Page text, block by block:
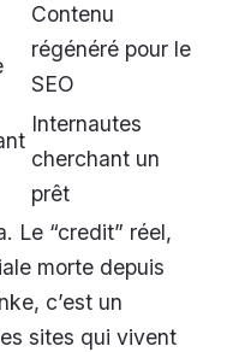
Contenu
régénéré pour le
SEO
Internautes
cherchant un
prêt
Le “credit” réel,
morte depuis
c’est un
sites qui vivent